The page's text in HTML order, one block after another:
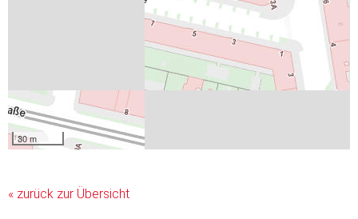
30 m
« zurück zur Übersicht